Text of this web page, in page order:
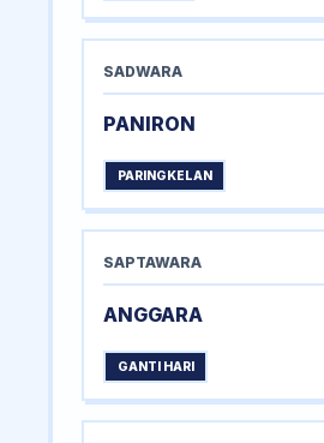
SADWARA
PANIRON
PARINGKELAN
SAPTAWARA
ANGGARA
GANTI HARI